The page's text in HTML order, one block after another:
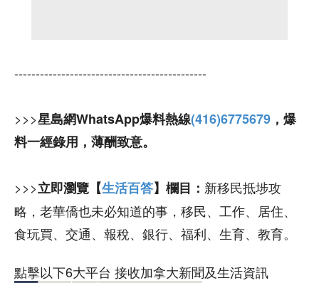
---------------------------------------------
>>>星島網WhatsApp爆料熱線(416)6775679 ，爆
料一經錄用，薄酬致意。
>>>立即瀏覽【生活百答】欄目： 新移民抵埗攻
略，老華僑也未必知道的事，移民、工作、居住、
食玩買、交通、報稅、銀行、福利、生育、教育。
點擊以下6大平台 接收加拿大新聞及生活資訊